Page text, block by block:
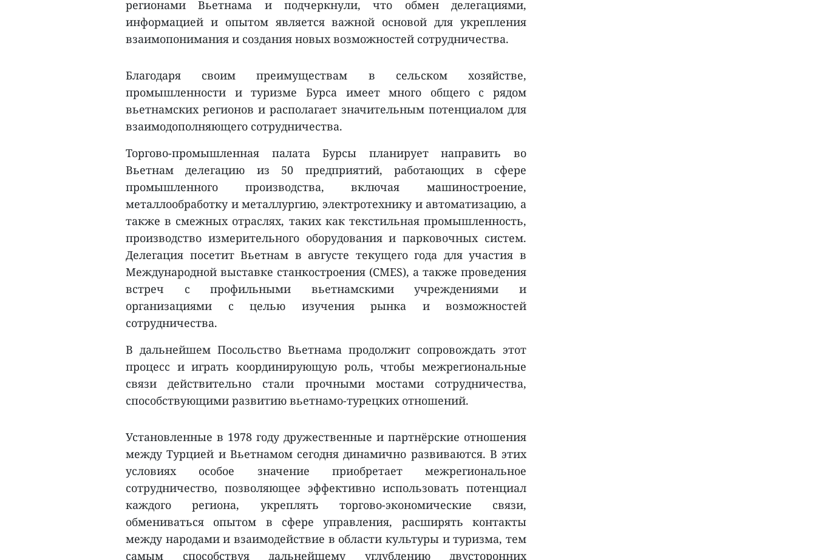
регионами Вьетнама и подчеркнули, что обмен делегациями,
информацией и опытом является важной основой для укрепления
взаимопонимания и создания новых возможностей сотрудничества.
Благодаря своим преимуществам в сельском хозяйстве,
промышленности и туризме Бурса имеет много общего с рядом
вьетнамских регионов и располагает значительным потенциалом для
взаимодополняющего сотрудничества.
Торгово-промышленная палата Бурсы планирует направить во
Вьетнам делегацию из 50 предприятий, работающих в сфере
промышленного производства, включая машиностроение,
металлообработку и металлургию, электротехнику и автоматизацию, а
также в смежных отраслях, таких как текстильная промышленность,
производство измерительного оборудования и парковочных систем.
Делегация посетит Вьетнам в августе текущего года для участия в
Международной выставке станкостроения (CMES), а также проведения
встреч с профильными вьетнамскими учреждениями и
организациями с целью изучения рынка и возможностей
сотрудничества.
В дальнейшем Посольство Вьетнама продолжит сопровождать этот
процесс и играть координирующую роль, чтобы межрегиональные
связи действительно стали прочными мостами сотрудничества,
способствующими развитию вьетнамо-турецких отношений.
Установленные в 1978 году дружественные и партнёрские отношения
между Турцией и Вьетнамом сегодня динамично развиваются. В этих
условиях особое значение приобретает межрегиональное
сотрудничество, позволяющее эффективно использовать потенциал
каждого региона, укреплять торгово-экономические связи,
обмениваться опытом в сфере управления, расширять контакты
между народами и взаимодействие в области культуры и туризма, тем
самым способствуя дальнейшему углублению двусторонних